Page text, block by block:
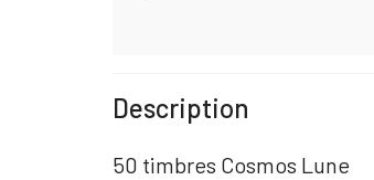
Description
50 timbres Cosmos Lune